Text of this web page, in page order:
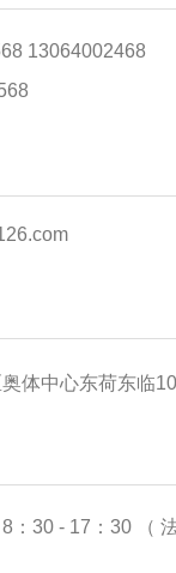
13064002468
体中心东荷东临
：30 - 17：30 （